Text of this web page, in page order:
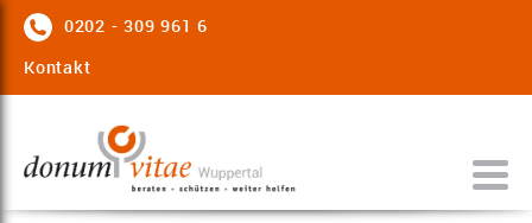
0202 - 309 961 6
Kontakt